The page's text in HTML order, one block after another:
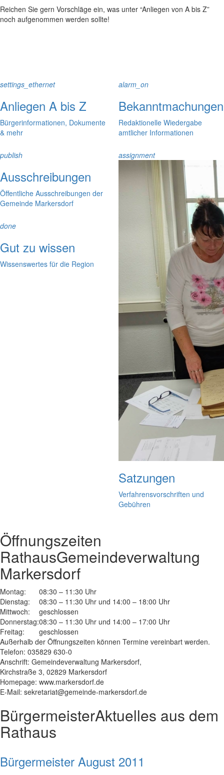
Reichen Sie gern Vorschläge ein, was unter “Anliegen von A bis Z”
noch aufgenommen werden sollte!
settings_ethernet
Anliegen A bis Z
Bürgerinformationen, Dokumente
& mehr
alarm_on
Bekanntmachungen
Redaktionelle Wiedergabe
amtlicher Informationen
publish
Ausschreibungen
Öffentliche Ausschreibungen der
Gemeinde Markersdorf
assignment
Satzungen
Verfahrensvorschriften und
Gebühren
done
Gut zu wissen
Wissenswertes für die Region
Öffnungszeiten
RathausGemeindeverwaltung
Markersdorf
Montag:
08:30 – 11:30 Uhr
Dienstag:
08:30 – 11:30 Uhr und 14:00 – 18:00 Uhr
Mittwoch:
geschlossen
Donnerstag:08:30 – 11:30 Uhr und 14:00 – 17:00 Uhr
Freitag:
geschlossen
Außerhalb der Öffnungszeiten können Termine vereinbart werden.
Telefon: 035829 630-0
Anschrift: Gemeindeverwaltung Markersdorf,
Kirchstraße 3, 02829 Markersdorf
Homepage: www.markersdorf.de
E-Mail: sekretariat@gemeinde-markersdorf.de
BürgermeisterAktuelles aus dem
Rathaus
Bürgermeister August 2011